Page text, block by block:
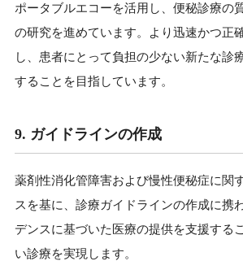
ポータブルエコーを活用し、便秘診療の
の研究を進めています。より迅速かつ正
し、患者にとって負担の少ない新たな診
することを目指しています。
9. ガイドラインの作成
薬剤性消化管障害および慢性便秘症に関
スを基に、診療ガイドラインの作成に携
デンスに基づいた医療の提供を支援する
い診療を実現します。